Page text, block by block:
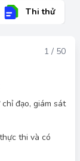
Thi thử
1 / 50
đạo, giám sát
thi và có